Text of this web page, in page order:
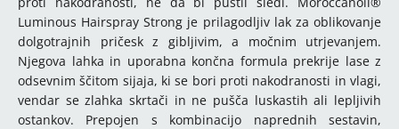
Luminous Hairspray Strong je prilagodljiv lak za oblikovanje
dolgotrajnih pričesk z gibljivim, a močnim utrjevanjem.
Njegova lahka in uporabna končna formula prekrije lase z
odsevnim ščitom sijaja, ki se bori proti nakodranosti in vlagi,
vendar se zlahka skrtači in ne pušča luskastih ali lepljivih
ostankov. Prepojen s kombinacijo naprednih sestavin,